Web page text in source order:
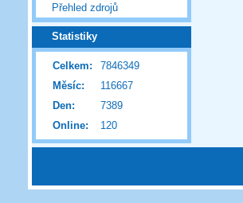
Přehled zdrojů
Statistiky
Online: 120
Celkem:
7846349
Měsíc:
116667
Den:
7389